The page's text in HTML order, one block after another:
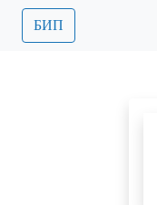
БИП